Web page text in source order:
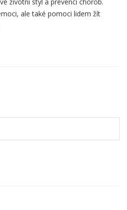
ale také pomoci lidem žít